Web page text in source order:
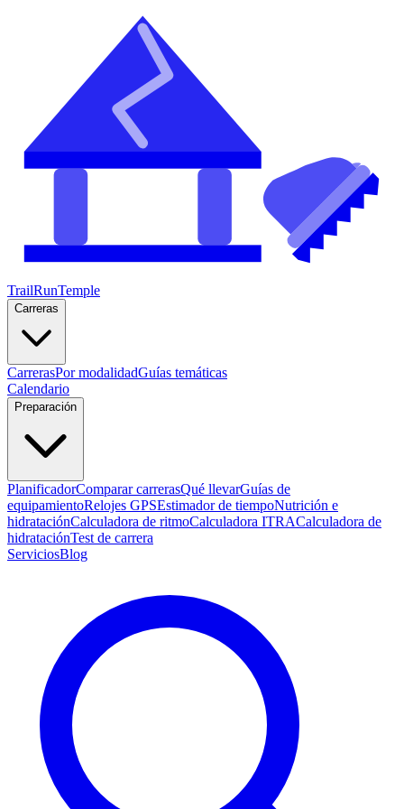
TrailRunTemple
Carreras
CarrerasPor modalidadGuías temáticas
Calendario
Preparación
PlanificadorComparar carrerasQué llevarGuías de
equipamientoRelojes GPSEstimador de tiempoNutrición e
hidrataciónCalculadora de ritmoCalculadora ITRACalculadora de
hidrataciónTest de carrera
ServiciosBlog